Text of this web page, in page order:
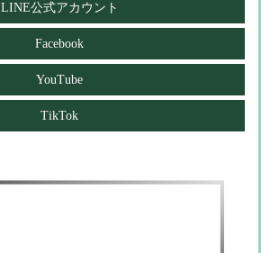
LINE公式アカウント
Facebook
YouTube
TikTok